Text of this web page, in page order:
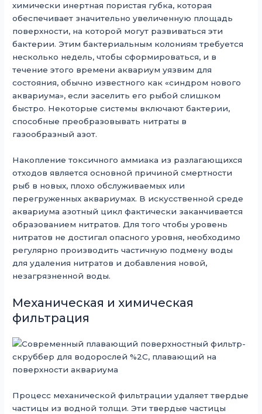
химически инертная пористая губка, которая
обеспечивает значительно увеличенную площадь
поверхности, на которой могут развиваться эти
бактерии. Этим бактериальным колониям требуется
несколько недель, чтобы сформироваться, и в
течение этого времени аквариум уязвим для
состояния, обычно известного как «синдром нового
аквариума», если заселить его рыбой слишком
быстро. Некоторые системы включают бактерии,
способные преобразовывать нитраты в
газообразный азот.
Накопление токсичного аммиака из разлагающихся
отходов является основной причиной смертности
рыб в новых, плохо обслуживаемых или
перегруженных аквариумах. В искусственной среде
аквариума азотный цикл фактически заканчивается
образованием нитратов. Для того чтобы уровень
нитратов не достигал опасного уровня, необходимо
регулярно производить частичную подмену воды
для удаления нитратов и добавления новой,
незагрязненной воды.
Механическая и химическая
фильтрация
Процесс механической фильтрации удаляет твердые
частицы из водной толщи. Эти твердые частицы